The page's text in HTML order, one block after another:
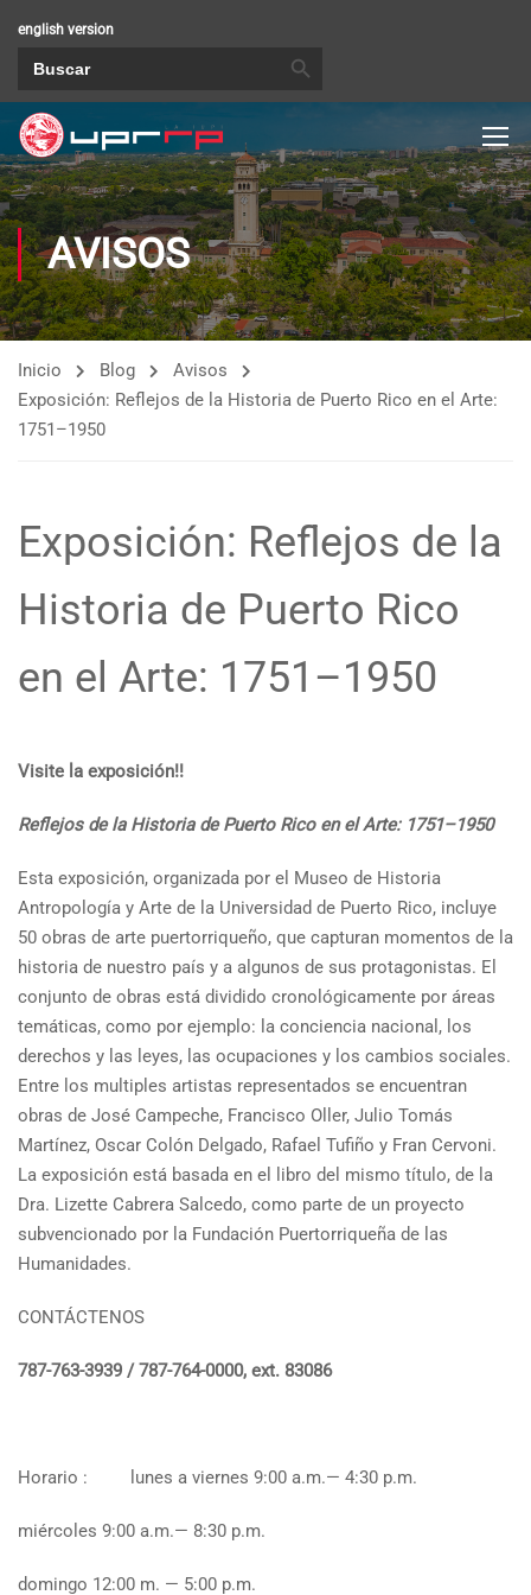
english version
AVISOS
Inicio Blog
Avisos
Exposición: Reflejos de la Historia de Puerto Rico en el Arte:
1751–1950
Exposición: Reflejos de la
Historia de Puerto Rico
en el Arte: 1751–1950
Visite la exposición!!
Reflejos de la Historia de Puerto Rico en el Arte: 1751–1950
Esta exposición, organizada por el Museo de Historia
Antropología y Arte de la Universidad de Puerto Rico, incluye
50 obras de arte puertorriqueño, que capturan momentos de la
historia de nuestro país y a algunos de sus protagonistas. El
conjunto de obras está dividido cronológicamente por áreas
temáticas, como por ejemplo: la conciencia nacional, los
derechos y las leyes, las ocupaciones y los cambios sociales.
Entre los multiples artistas representados se encuentran
obras de José Campeche, Francisco Oller, Julio Tomás
Martínez, Oscar Colón Delgado, Rafael Tufiño y Fran Cervoni.
La exposición está basada en el libro del mismo título, de la
Dra. Lizette Cabrera Salcedo, como parte de un proyecto
subvencionado por la Fundación Puertorriqueña de las
Humanidades.
CONTÁCTENOS
787-763-3939 / 787-764-0000, ext. 83086
Horario : lunes a viernes 9:00 a.m.— 4:30 p.m.
miércoles 9:00 a.m.— 8:30 p.m.
domingo 12:00 m. — 5:00 p.m.